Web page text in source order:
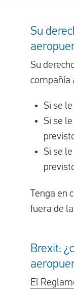
Su
Su
compañía
Si se
Si se
Si se
Tenga en
fuera de
Brexit:
El